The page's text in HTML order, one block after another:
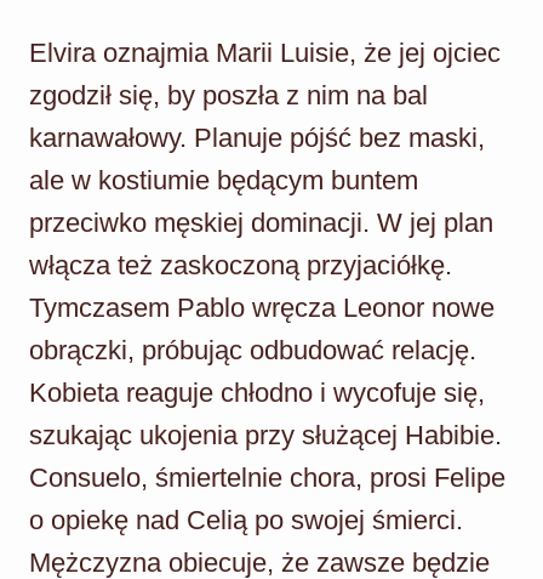
Elvira oznajmia Marii Luisie, że jej ojciec
zgodził się, by poszła z nim na bal
karnawałowy. Planuje pójść bez maski,
ale w kostiumie będącym buntem
przeciwko męskiej dominacji. W jej plan
włącza też zaskoczoną przyjaciółkę.
Tymczasem Pablo wręcza Leonor nowe
obrączki, próbując odbudować relację.
Kobieta reaguje chłodno i wycofuje się,
szukając ukojenia przy służącej Habibie.
Consuelo, śmiertelnie chora, prosi Felipe
o opiekę nad Celią po swojej śmierci.
Mężczyzna obiecuje, że zawsze będzie